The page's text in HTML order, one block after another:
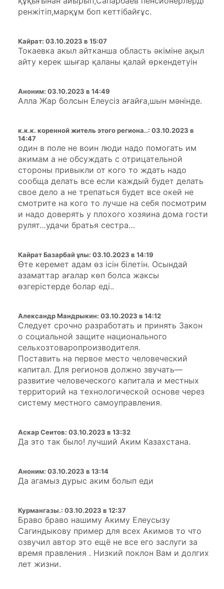
ренжітіп,марқұм боп кеттібайғұс.
Кайрат: 03.10.2023 в 15:07
Токаевка акыл айтканша область әкіміне ақыл
айту керек шығар қаланы қалай өркендетуін
Аноним: 03.10.2023 в 14:49
Алла Жар болсын Елеусіз ағайға,шын мәнінде.
к.к.к. коренной житель этого региона..: 03.10.2023 в
14:47
один в поле не воин люди надо помогать им
акимам а не обсуждать с отрицательной
стороны привыкли от кого то ждать надо
сообща делать все если каждый будет делать
свое дело а не трепаться будет все окей не
смотрите на кого то лучше на себя посмотрим
и надо доверять у плохого хозяина дома гости
рулят…удачи братья сестра…
Кайрат Базарбай ұлы: 03.10.2023 в 14:19
Өте керемет адам өз ісін білетін. Осындай
азаматтар ағалар көп болса жаксы
өзгерістерде болар еді..
Александр Мандрыкин: 03.10.2023 в 14:12
Следует срочно разработать и принять Закон
о социальной защите национального
сельхозтоваропроизводителя.
Поставить на первое место человеческий
капитал. Для регионов должно звучать—
развитие человеческого капитала и местных
территорий на технологической основе через
систему местного самоуправления.
Аскар Сеитов: 03.10.2023 в 13:32
Да это так было! лучший Аким Казахстана.
Аноним: 03.10.2023 в 13:14
Да агамыз дурыс аким болып еди
Курмангазы.: 03.10.2023 в 12:37
Браво браво нашиму Акиму Елеусызу
Сагиндыкову пример для всех Акимов то что
озвучил автор это ещё не все его заслуги за
время правления . Низкий поклон Вам и долгих
лет жизни.